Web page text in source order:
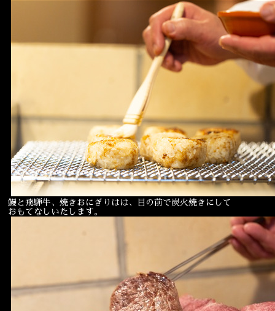
鰻と飛騨牛、焼きおにぎりはは、目の前で炭火焼きにして
おもてなしいたします。